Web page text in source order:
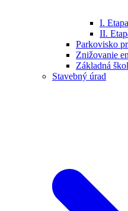
I.
II.
Parkovisko
Znižovanie
Základná
Stavebný úrad